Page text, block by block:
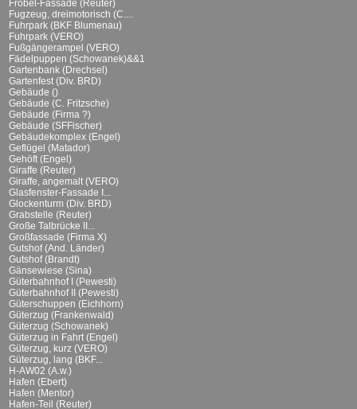
Fröbel-Fassade (Reuter)
Fugzeug, dreimotorisch (C....
Fuhrpark (BKF Blumenau)
Fuhrpark (VERO)
Fußgängerampel (VERO)
Fädelpuppen (Schowanek)&&1
Gartenbank (Drechsel)
Gartenfest (Div. BRD)
Gebäude ()
Gebäude (C. Fritzsche)
Gebäude (Firma ?)
Gebäude (SFFischer)
Gebäudekomplex (Engel)
Geflügel (Matador)
Gehöft (Engel)
Giraffe (Reuter)
Giraffe, angemalt (VERO)
Glasfenster-Fassade I...
Glockenturm (Div. BRD)
Grabstelle (Reuter)
Große Talbrücke II...
Großfassade (Firma X)
Gutshof (And. Länder)
Gutshof (Brandt)
Gänsewiese (Sina)
Güterbahnhof I (Pewesti)
Güterbahnhof II (Pewesti)
Güterschuppen (Eichhorn)
Güterzug (Frankenwald)
Güterzug (Schowanek)
Güterzug in Fahrt (Engel)
Güterzug, kurz (VERO)
Güterzug, lang (BKF...
H-AW02 (A.w.)
Hafen (Ebert)
Hafen (Mentor)
Hafen-Teil (Reuter)